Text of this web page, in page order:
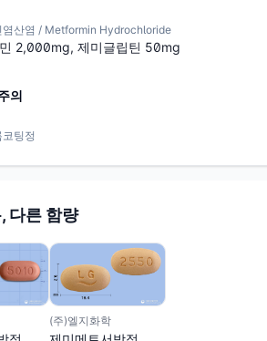
염산염 / Metformin Hydrochloride
2,000mg, 제미글립틴 50mg
의
팅정
다른 함량
(주)엘지화학